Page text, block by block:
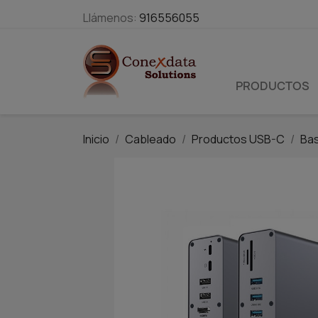
Llámenos: 916556055
PRODUCTOS
Inicio Cableado Productos USB-C